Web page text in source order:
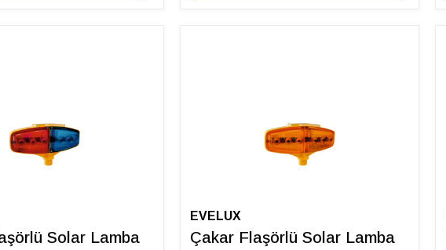
Solar Lamba
EVELUX
Çakar Flaşörlü Solar Lamba